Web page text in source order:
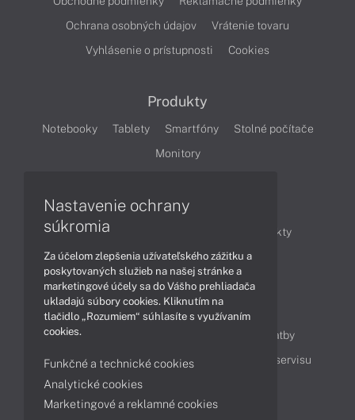
Ochrana osobných údajov
Vrátenie tovaru
Vyhlásenie o prístupnosti
Cookies
Produkty
Notebooky Tablety Smartfóny
Stolné počítače
Monitory
Články
Obchodné informácie
Produkty
Technológie
Videá
Obsah
Ako nakupovať
Možnosti doručenia a platby
Podpora a servis
Servisné služby Cenník servisu
Kontakty
Nastavenie ochrany
súkromia
Za účelom zlepšenia užívateľského zážitku a
poskytovaných služieb na našej stránke a
marketingové účely sa do Vášho prehliadača
ukladajú súbory cookies. Kliknutím na
tlačidlo „Rozumiem“ súhlasíte s využívaním
cookies.
Funkčné a technické cookies
Analytické cookies
Marketingové a reklamné cookies